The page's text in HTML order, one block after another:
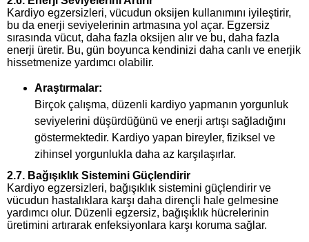
Kardiyo egzersizleri, vücudun oksijen kullanımını iyileştirir,
bu da enerji seviyelerinin artmasına yol açar. Egzersiz
sırasında vücut, daha fazla oksijen alır ve bu, daha fazla
enerji üretir. Bu, gün boyunca kendinizi daha canlı ve enerjik
hissetmenize yardımcı olabilir.
Araştırmalar:
Birçok çalışma, düzenli kardiyo yapmanın yorgunluk
seviyelerini düşürdüğünü ve enerji artışı sağladığını
göstermektedir. Kardiyo yapan bireyler, fiziksel ve
zihinsel yorgunlukla daha az karşılaşırlar.
2.7. Bağışıklık Sistemini Güçlendirir
Kardiyo egzersizleri, bağışıklık sistemini güçlendirir ve
vücudun hastalıklara karşı daha dirençli hale gelmesine
yardımcı olur. Düzenli egzersiz, bağışıklık hücrelerinin
üretimini artırarak enfeksiyonlara karşı koruma sağlar.